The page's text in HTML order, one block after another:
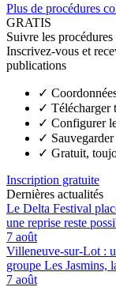
Plus de procédures
GRATIS
Suivre les
Inscrivez-vous et
publications
✓
✓ Télécharger
✓ Configurer
✓
✓ Gratuit,
Inscription gratuite
Dernières actualités
Le Delta Festival
une reprise reste
7 août
Villeneuve-sur-Lot :
groupe Les Jasmins,
7 août